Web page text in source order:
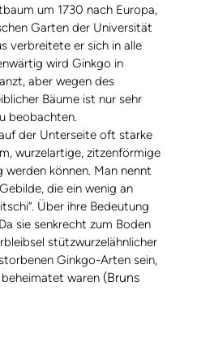
um 1730 nach Europa,
Garten der Universität
verbreitete er sich in alle
wird Ginkgo in
aber wegen des
Bäume ist nur sehr
beobachten.
der Unterseite oft starke
wurzelartige, zitzenförmige
werden können. Man nennt
die ein wenig an
Über ihre Bedeutung
sie senkrecht zum Boden
stützwurzelähnlicher
Ginkgo-Arten sein,
waren (Bruns